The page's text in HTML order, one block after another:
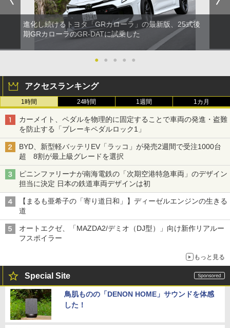
進化し続けるトヨタ「GRカローラ」の最新版、25式後
期GRカローラのGR-DATに試乗した
● ● ● ● ●
アクセスランキング
1時間 24時間 1週間 1カ月
カーメイト、ペダルを物理的に固定することで車両の発進・盗難
を防止する「ブレーキペダルロック1」
BYD、新型軽バッテリEV「ラッコ」が発売2週間で受注1000台
超 8割が最上級グレードを選択
ピニンファリーナが南海電鉄の「次期空港特急車両」のデザイン
担当に決定 日本の鉄道車両デザインは初
【まるも亜希子の「寄り道日和」】ディーゼルエンジンの生きる
道
オートエクゼ、「MAZDA2/デミオ（DJ型）」向け新作リアルー
フスポイラー
もっと見る
Special Site
鳥肌ものの「DENON HOME」サウンドを体感
した！